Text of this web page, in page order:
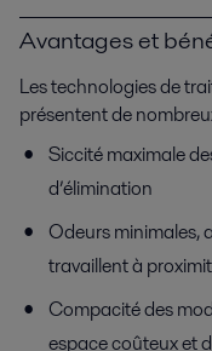
Avantages et
Les technologies de
présentent de
Siccité maximale
d’élimination
Odeurs minimales,
travaillent à
Compacité des
espace coûteux et